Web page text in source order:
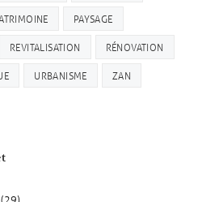
PAYSAGE
REVITALISATION RÉNOVATION
URBANISME ZAN